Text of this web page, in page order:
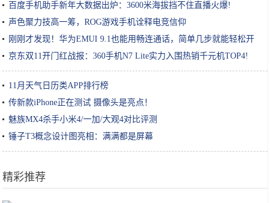
百度手机助手新年大数据出炉：3600米海拔挡不住直播火爆!
声色聚力技高一筹，ROG游戏手机诠释电竞信仰
刚刚才发现！华为EMUI 9.1也能用畅连通话，简单几步就能轻松开
启
京东双11开门红战报：360手机N7 Lite实力入围热销千元机TOP4!
11月天气日历类APP排行榜
传新款iPhone正在测试 摄像头是亮点！
魅族MX4杀手小米4/一加/大观4对比评测
锤子T3概念设计图亮相：满满都是屏幕
精彩推荐